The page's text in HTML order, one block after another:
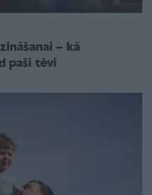
– kā
paši tēvi